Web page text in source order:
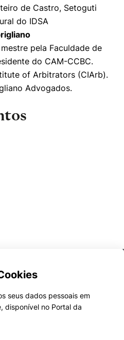
de Castro, Setoguti
do IDSA
pela Faculdade de
do CAM-CCBC.
of Arbitrators (CIArb).
Advogados.
seus dados pessoais em
disponível no Portal da